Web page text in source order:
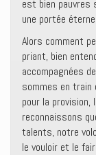
est bien pauvres
une portée
Alors comment
priant, bien
accompagnées
sommes en train
pour la provision,
reconnaissons
talents, notre
le vouloir et le